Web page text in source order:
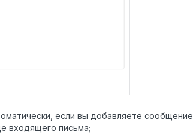
если вы добавляете сообщение
входящего письма;